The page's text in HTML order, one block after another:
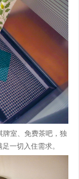
室、免费茶吧，独
一切入住需求。